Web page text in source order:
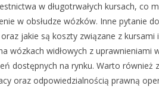
w długotrwałych kursach, co
w obsłudze wózków. Inne pytanie
jakie są koszty związane z
wózkach widłowych z uprawnieniami
dostępnych na rynku. Warto również
oraz odpowiedzialnością prawną